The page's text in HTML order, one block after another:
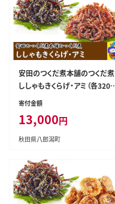
安田のつくだ煮本舗のつくだ煮
ししゃもきくらげ・アミ（各320g
合計640g） [佃煮 つくだ煮 ご飯
寄付金額
13,000円
秋田県八郎潟町